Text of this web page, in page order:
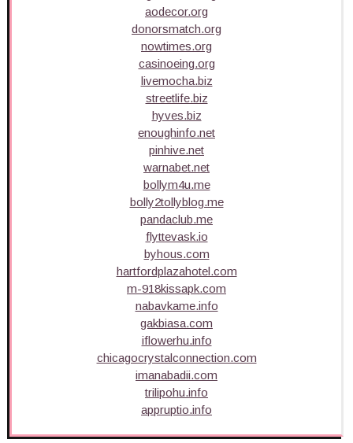
aodecor.org
donorsmatch.org
nowtimes.org
casinoeing.org
livemocha.biz
streetlife.biz
hyves.biz
enoughinfo.net
pinhive.net
warnabet.net
bollym4u.me
bolly2tollyblog.me
pandaclub.me
flyttevask.io
byhous.com
hartfordplazahotel.com
m-918kissapk.com
nabavkame.info
gakbiasa.com
iflowerhu.info
chicagocrystalconnection.com
imanabadii.com
trilipohu.info
appruptio.info